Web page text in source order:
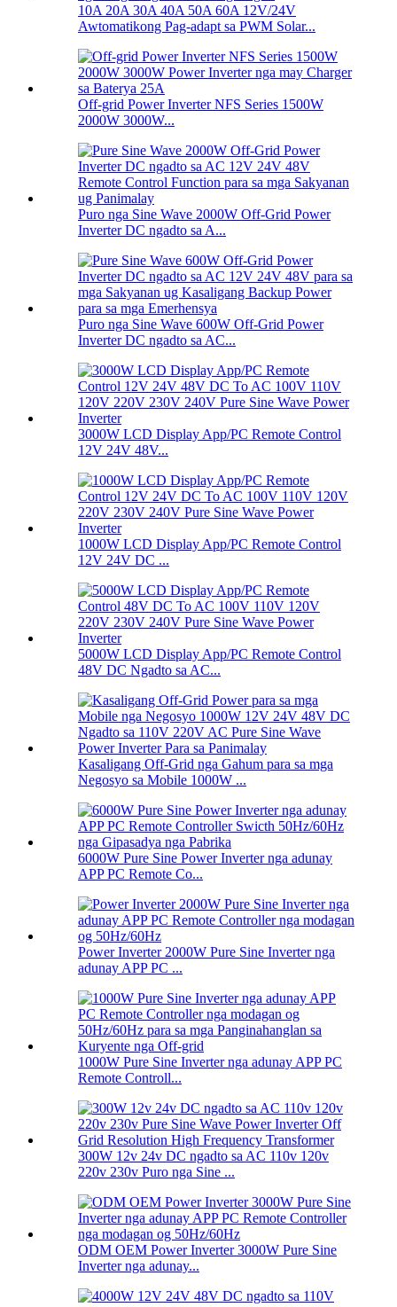
10A 20A 30A 40A 50A 60A 12V/24V
Awtomatikong Pag-adapt sa PWM Solar...
Off-grid Power Inverter NFS Series 1500W
2000W 3000W...
Puro nga Sine Wave 2000W Off-Grid Power
Inverter DC ngadto sa A...
Puro nga Sine Wave 600W Off-Grid Power
Inverter DC ngadto sa AC...
3000W LCD Display App/PC Remote Control
12V 24V 48V...
1000W LCD Display App/PC Remote Control
12V 24V DC ...
5000W LCD Display App/PC Remote Control
48V DC Ngadto sa AC...
Kasaligang Off-Grid nga Gahum para sa mga
Negosyo sa Mobile 1000W ...
6000W Pure Sine Power Inverter nga adunay
APP PC Remote Co...
Power Inverter 2000W Pure Sine Inverter nga
adunay APP PC ...
1000W Pure Sine Inverter nga adunay APP PC
Remote Controll...
300W 12v 24v DC ngadto sa AC 110v 120v
220v 230v Puro nga Sine ...
ODM OEM Power Inverter 3000W Pure Sine
Inverter nga adunay...